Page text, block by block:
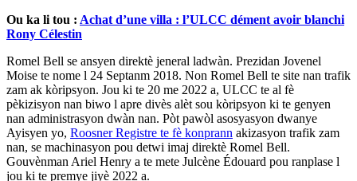
Ou ka li tou : Achat d’une villa : l’ULCC dément avoir blanchi
Rony Célestin
Romel Bell se ansyen direktè jeneral ladwàn. Prezidan Jovenel
Moise te nome l 24 Septanm 2018. Non Romel Bell te site nan trafik
zam ak kòripsyon. Jou ki te 20 me 2022 a, ULCC te al fè
pèkizisyon nan biwo l apre divès alèt sou kòripsyon ki te genyen
nan administrasyon dwàn nan. Pòt pawòl asosyasyon dwanye
Ayisyen yo, Roosner Registre te fè konprann akizasyon trafik zam
nan, se machinasyon pou detwi imaj direktè Romel Bell.
Gouvènman Ariel Henry a te mete Julcène Édouard pou ranplase l
jou ki te premye jiyè 2022 a.